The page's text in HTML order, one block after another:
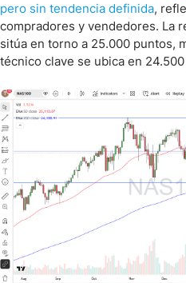
pero sin tendencia definida,
compradores y vendedores. La
sitúa en torno a 25.000 puntos,
técnico clave se ubica en